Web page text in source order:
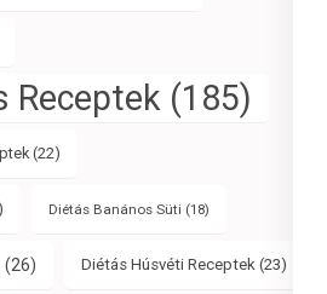
Receptek (185)
(22)
Diétás Banános Süti (18)
(26) Diétás Húsvéti Receptek (23)